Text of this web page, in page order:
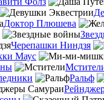
Доктор Плюшева
Черепашки Ниндзя
Маус
Ральф